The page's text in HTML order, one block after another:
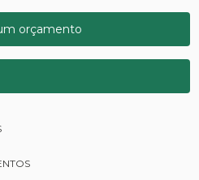
orçamento